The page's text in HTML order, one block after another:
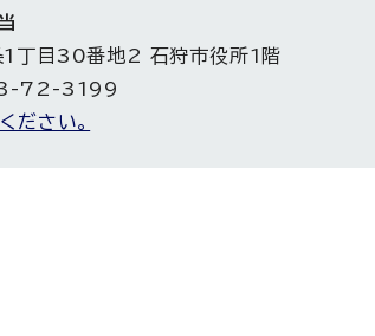
目30番地2 石狩市役所1階
72-3199
ださい。